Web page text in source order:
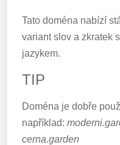
Tato doména nabízí
variant slov a zkratek
jazykem.
TIP
Doména je dobře
například:
cerna.garden